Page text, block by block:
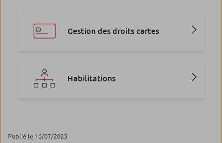
Gestion des droits cartes
Habilitations
Publié le 16/07/2025